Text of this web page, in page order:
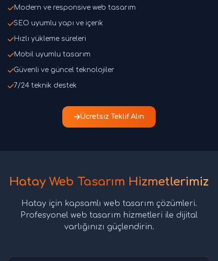
Modern ve responsive web tasarım
SEO uyumlu yapı ve içerik
Hızlı yükleme süreleri
Mobil uyumlu tasarım
Güvenli ve güncel teknolojiler
7/24 teknik destek
Ücretsiz Teklif Alın
Hatay Web Tasarım Hizmetlerimiz
Hatay için kapsamlı web tasarım çözümleri.
Profesyonel web tasarım hizmetleri ile dijital
varlığınızı güçlendirin.